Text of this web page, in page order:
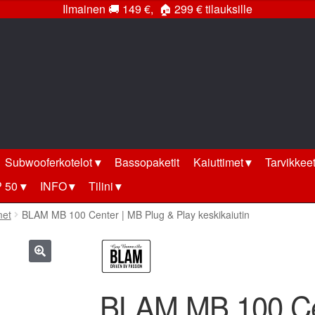
Ilmainen 🚚 149 €, 🏠 299 € tilauksille
Subwooferkotelot Bassopaketit Kaiuttimet
Tarvikkeet
50 INFO Tilini
BLAM MB 100 Center | MB Plug & Play keskikaiutin
BLAM MB 100